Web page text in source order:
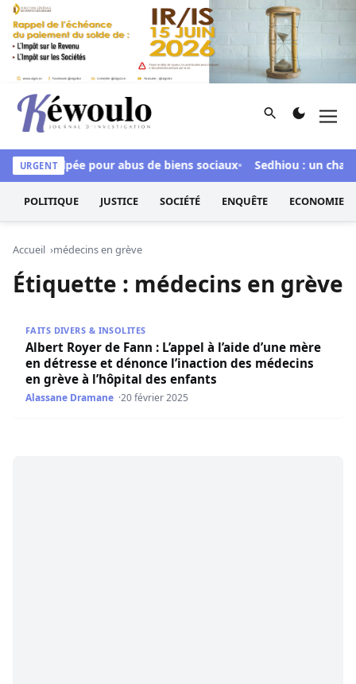
Aller au contenu
Kéwoulo, le premier site d'information et d'investigation
Rechercher
URGENT
inculpée pour abus de biens sociaux Sedhiou : un
POLITIQUE JUSTICE SOCIÉTÉ ENQUÊTE ECONOMIE
Accueil médecins en grève
Étiquette : médecins en grève
FAITS DIVERS & INSOLITES
Albert Royer de Fann : L’appel à l’aide d’une mère
en détresse et dénonce l’inaction des médecins
en grève à l’hôpital des enfants
Alassane Dramane 20 février 2025